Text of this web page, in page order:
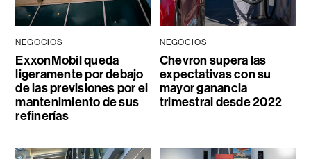
NEGOCIOS
ExxonMobil queda
ligeramente por debajo
de las previsiones por el
mantenimiento de sus
refinerías
NEGOCIOS
Chevron supera las
expectativas con su
mayor ganancia
trimestral desde 2022